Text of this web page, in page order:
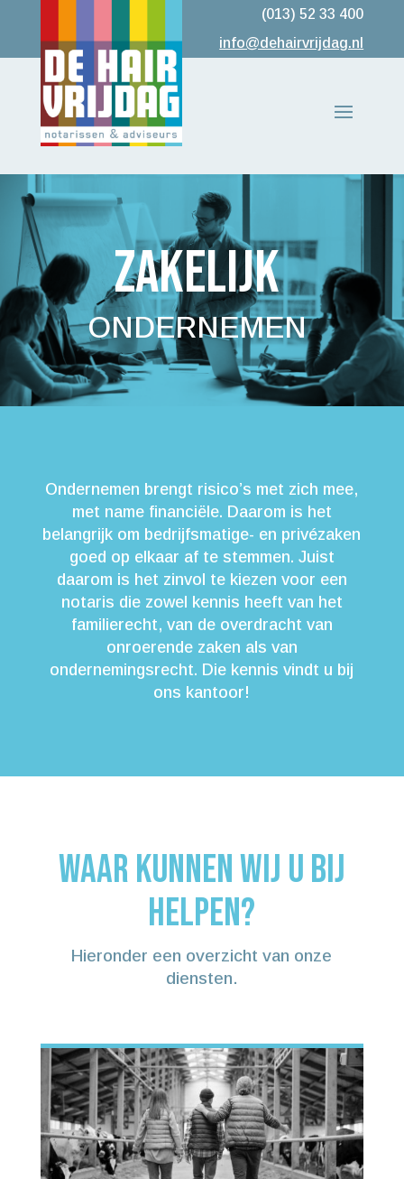
(013) 52 33 400
info@dehairvrijdag.nl
ZAKELIJK
ONDERNEMEN
Ondernemen brengt risico’s met zich mee,
met name financiële. Daarom is het
belangrijk om bedrijfsmatige- en privézaken
goed op elkaar af te stemmen. Juist
daarom is het zinvol te kiezen voor een
notaris die zowel kennis heeft van het
familierecht, van de overdracht van
onroerende zaken als van
ondernemingsrecht. Die kennis vindt u bij
ons kantoor!
Waar kunnen wij u bij
helpen?
Hieronder een overzicht van onze
diensten.